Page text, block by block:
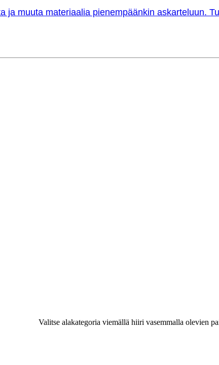
ja muuta materiaalia pienempäänkin askarteluun.
Valitse alakategoria viemällä hiiri vasemmalla olevien